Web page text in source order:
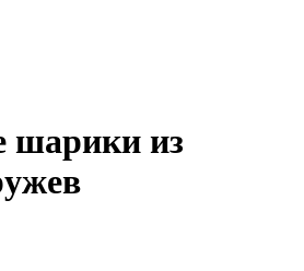
шарики из